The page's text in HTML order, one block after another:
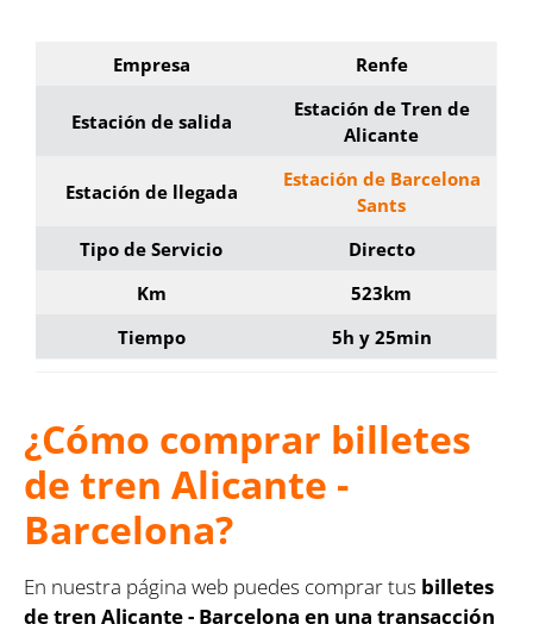
Empresa Renfe
Estación de salida
Estación de Tren de
Alicante
Estación de llegada
Estación de Barcelona
Sants
Tipo de Servicio
Directo
Km
523km
Tiempo
5h y 25min
¿Cómo comprar billetes
de tren Alicante -
Barcelona?
En nuestra página web puedes comprar tus billetes
de tren Alicante - Barcelona en una transacción